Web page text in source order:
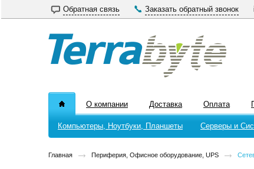
Обратная связь Заказать обратный звонок
О компании Доставка Оплата
Компьютеры, Ноутбуки, Планшеты Серверы и
Главная Периферия, Офисное оборудование, UPS